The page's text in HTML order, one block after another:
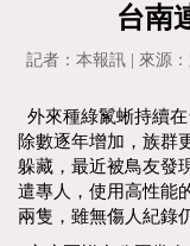
台南
記者：本報訊 | 來源
外來種綠鬣蜥持續
除數逐年增加，族群
躲藏，最近被鳥友發
遣專人，使用高性能
兩隻，雖無傷人紀錄